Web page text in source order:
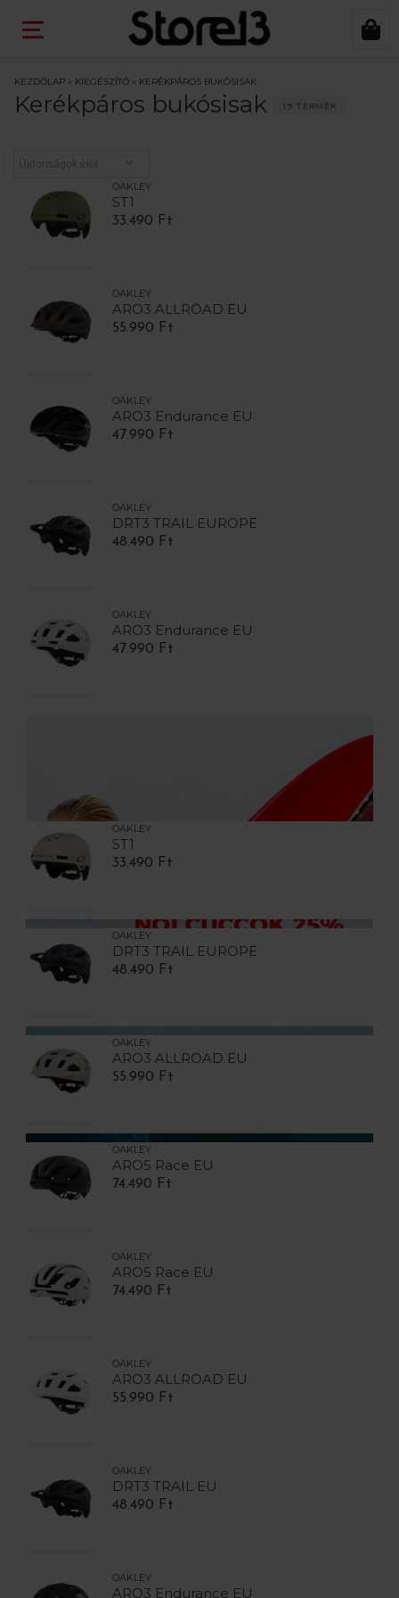
KEZDŐLAP » KIEGÉSZÍTŐ » KERÉKPÁROS BUKÓSISAK
Kerékpáros bukósisak 19 TERMÉK
OAKLEY
ST1
33.490 Ft
OAKLEY
ARO3 ALLROAD EU
55.990 Ft
OAKLEY
ARO3 Endurance EU
47.990 Ft
OAKLEY
DRT3 TRAIL EUROPE
48.490 Ft
OAKLEY
ARO3 Endurance EU
47.990 Ft
OAKLEY
ST1
33.490 Ft
OAKLEY
DRT3 TRAIL EUROPE
48.490 Ft
OAKLEY
ARO3 ALLROAD EU
55.990 Ft
OAKLEY
ARO5 Race EU
74.490 Ft
OAKLEY
ARO5 Race EU
74.490 Ft
OAKLEY
ARO3 ALLROAD EU
55.990 Ft
OAKLEY
DRT3 TRAIL EU
48.490 Ft
OAKLEY
ARO3 Endurance EU